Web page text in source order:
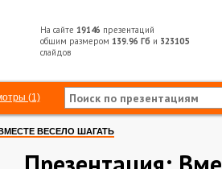
На сайте 19146 презентаций
общим размером 139.96 Гб и 323105
слайдов
(1)
ВЕСЕЛО ШАГАТЬ